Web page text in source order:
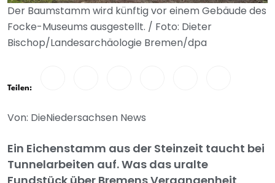
Der Baumstamm wird künftig vor einem Gebäude des
Focke-Museums ausgestellt. / Foto: Dieter
Bischop/Landesarchäologie Bremen/dpa
Teilen:
Von: DieNiedersachsen News
Ein Eichenstamm aus der Steinzeit taucht bei
Tunnelarbeiten auf. Was das uralte